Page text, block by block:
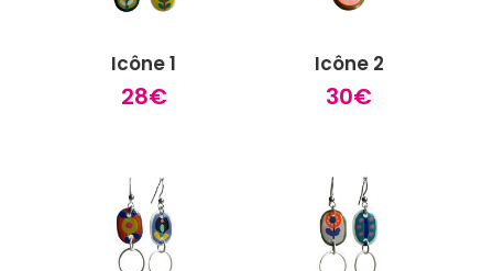
Icône 1
28€
Icône 2
30€